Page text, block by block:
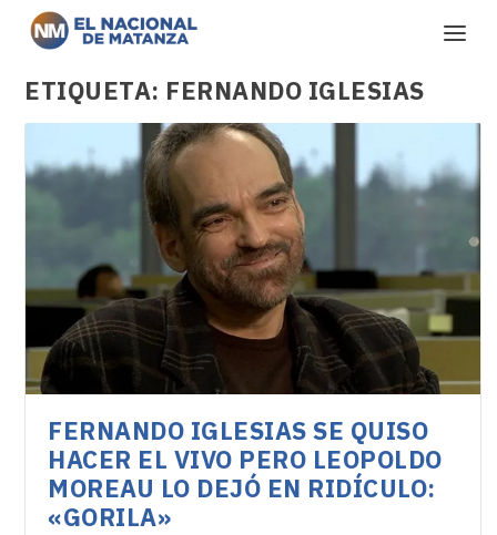
ETIQUETA: FERNANDO IGLESIAS
FERNANDO IGLESIAS SE QUISO
HACER EL VIVO PERO LEOPOLDO
MOREAU LO DEJÓ EN RIDÍCULO:
«GORILA»